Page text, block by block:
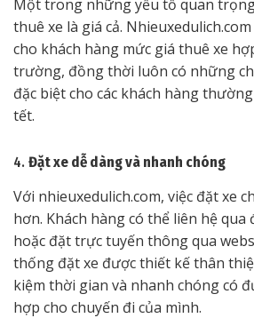
Một trong những yếu tố quan
thuê xe là giá cả.
cho khách hàng mức giá thuê xe
trường, đồng thời luôn có những
đặc biệt cho các khách hàng
tết.
4. Đặt xe dễ dàng và nhanh chóng
Với nhieuxedulich.com, việc đặt xe
hơn. Khách hàng có thể liên hệ qua
hoặc đặt trực tuyến thông qua
thống đặt xe được thiết kế thân
kiệm thời gian và nhanh chóng có
hợp cho chuyến đi của mình.